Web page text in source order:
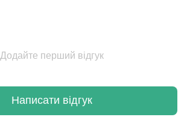
Додайте перший відгук
Написати відгук